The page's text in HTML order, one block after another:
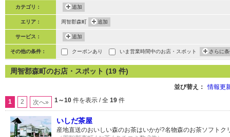
カテゴリ： 追加
エリア： 周智郡森町 追加
サービス： 追加
その他の条件： クーポンあり いま営業時間中のお店・スポット さらに
周智郡森町のお店・スポット (19 件)
並び替え： 情報更
1 2 次へ» 1～10 件を表示 / 全 19 件
いしだ茶屋
産地直送のおいしい森のお茶はいかが?名物森のお茶ソフトク